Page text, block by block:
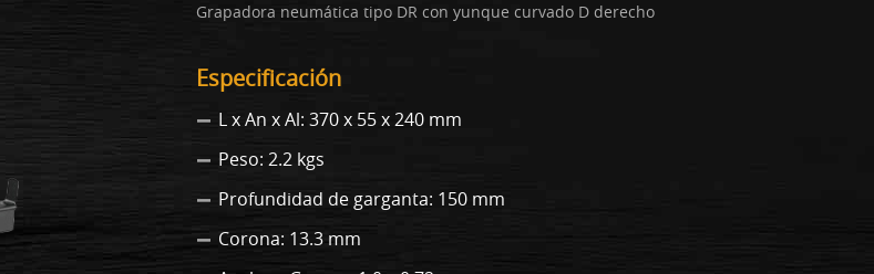
Grapadora neumática tipo DR con yunque curvado D derecho
Especificación
L x An x Al: 370 x 55 x 240 mm
Peso: 2.2 kgs
Profundidad de garganta: 150 mm
Corona: 13.3 mm